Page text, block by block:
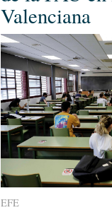
Valenciana
EFE